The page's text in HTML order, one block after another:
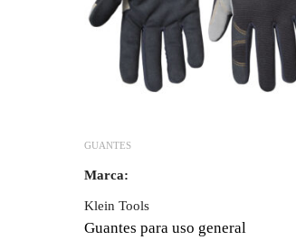
GUANTES
Marca:
Klein Tools
Guantes para uso general